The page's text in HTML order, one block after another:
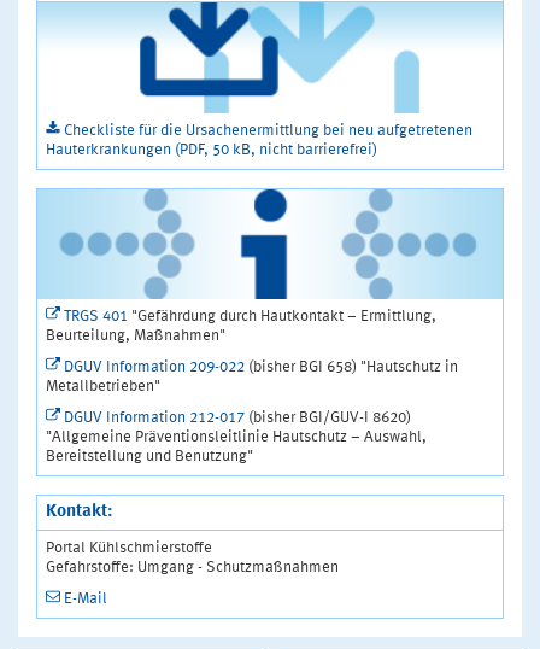
Checkliste für die Ursachenermittlung bei neu aufgetretenen
Hauterkrankungen (PDF, 50 kB, nicht barrierefrei)
TRGS 401 "Gefährdung durch Hautkontakt – Ermittlung,
Beurteilung, Maßnahmen"
DGUV Information 209-022 (bisher BGI 658) "Hautschutz in
Metallbetrieben"
DGUV Information 212-017 (bisher BGI/GUV-I 8620)
"Allgemeine Präventionsleitlinie Hautschutz – Auswahl,
Bereitstellung und Benutzung"
Kontakt:
Portal Kühlschmierstoffe
Gefahrstoffe: Umgang - Schutzmaßnahmen
E-Mail